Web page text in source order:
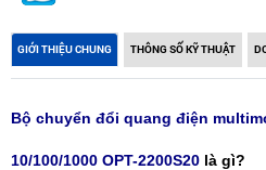
GIỚI THIỆU CHUNG THÔNG SỐ KỸ THUẬT
Bộ chuyển đổi quang điện
10/100/1000 OPT-2200S20 là gì?